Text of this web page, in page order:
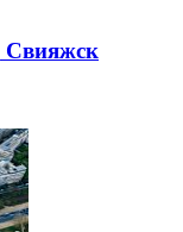
Свияжск